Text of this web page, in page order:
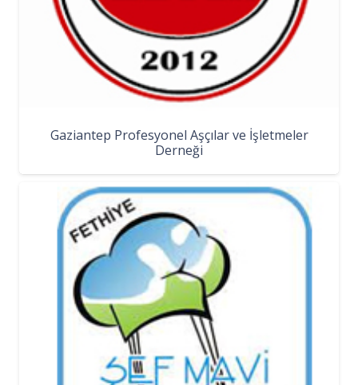
Gaziantep Profesyonel Aşçılar ve İşletmeler
Derneği